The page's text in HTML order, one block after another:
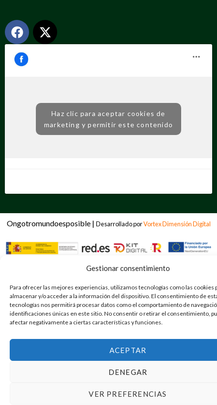
Gestionar consentimiento
Para ofrecer las mejores experiencias, utilizamos tecnologías como las cookies
almacenar y/o acceder a la información del dispositivo. El consentimiento de
tecnologías nos permitirá procesar datos como el comportamiento de
identificaciones únicas en este sitio. No consentir o retirar el consentimiento,
afectar negativamente a ciertas características y funciones.
ACEPTAR
DENEGAR
VER PREFERENCIAS
Haz clic para aceptar cookies de
marketing y permitir este contenido
Ongotromundoesposible | Desarrollado porVortex Dimensión Digital